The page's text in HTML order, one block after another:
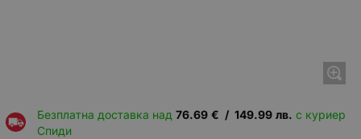
Безплатна доставка над 76.69 € / 149.99 лв. с куриер
Спиди